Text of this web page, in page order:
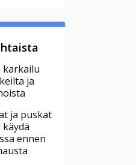
karkailu
ja
ja puskat
ennen